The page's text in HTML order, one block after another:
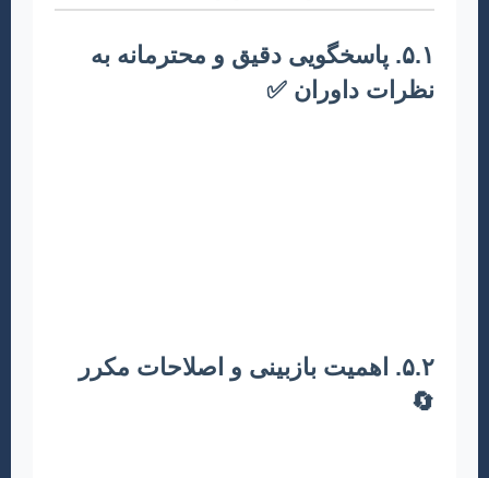
۵.۱. پاسخگویی دقیق و محترمانه به
نظرات داوران ✅
۵.۲. اهمیت بازبینی و اصلاحات مکرر
🔄